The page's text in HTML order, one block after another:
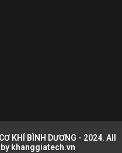
KHÍ BÌNH DƯƠNG - 2024. All
khanggiatech.vn